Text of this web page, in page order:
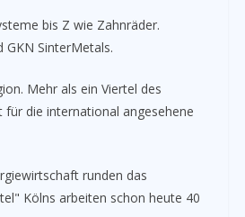
bis Z wie Zahnräder.
SinterMetals.
Mehr als ein Viertel des
die international angesehene
runden das
Kölns arbeiten schon heute 40